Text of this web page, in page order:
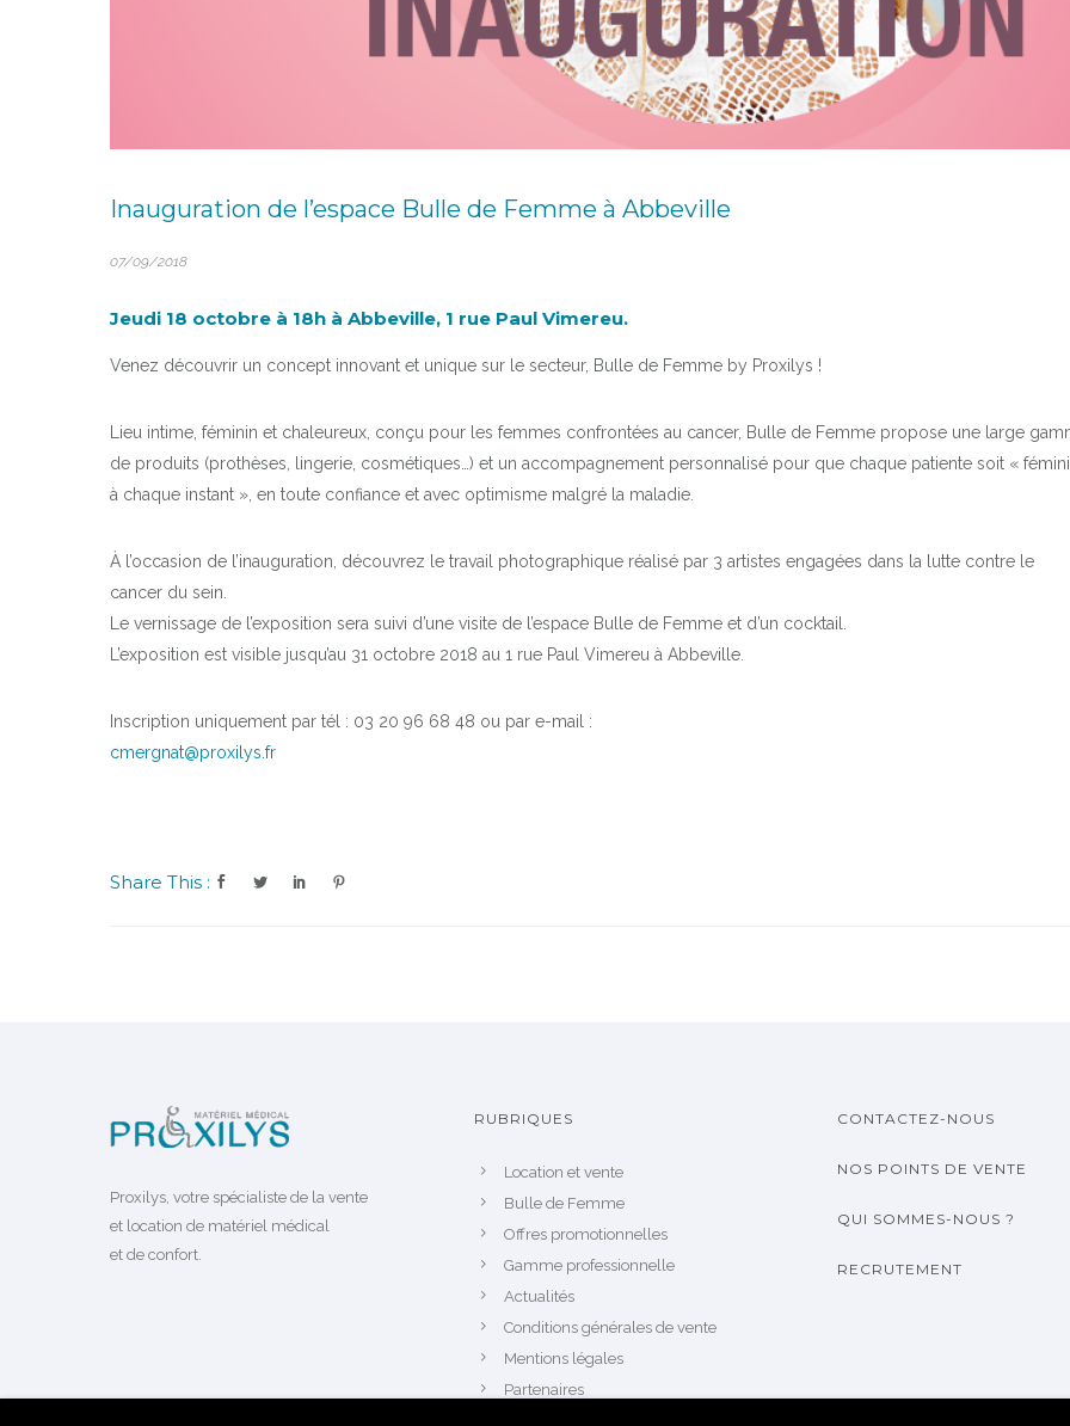
Inauguration de l’espace Bulle de Femme à Abbeville
07/09/2018
Jeudi 18 octobre à 18h à Abbeville, 1 rue Paul Vimereu.
Venez découvrir un concept innovant et unique sur le secteur, Bulle de Femme by Proxilys !
Lieu intime, féminin et chaleureux, conçu pour les femmes confrontées au cancer, Bulle de Femme propose une large
de produits (prothèses, lingerie, cosmétiques…) et un accompagnement personnalisé pour que chaque patiente soit «
à chaque instant », en toute confiance et avec optimisme malgré la maladie.
À l’occasion de l’inauguration, découvrez le travail photographique réalisé par 3 artistes engagées dans la lutte contre le
cancer du sein.
Le vernissage de l’exposition sera suivi d’une visite de l’espace Bulle de Femme et d’un cocktail.
L’exposition est visible jusqu’au 31 octobre 2018 au 1 rue Paul Vimereu à Abbeville.
Inscription uniquement par tél : 03 20 96 68 48 ou par e-mail :
cmergnat@proxilys.fr
Share This :
Proxilys, votre spécialiste de la vente
et location de matériel médical
et de confort.
RUBRIQUES
Location et vente
Bulle de Femme
Offres promotionnelles
Gamme professionnelle
Actualités
Conditions générales de vente
Mentions légales
Partenaires
CONTACTEZ-NOUS
NOS POINTS DE VENTE
QUI SOMMES-NOUS ?
RECRUTEMENT